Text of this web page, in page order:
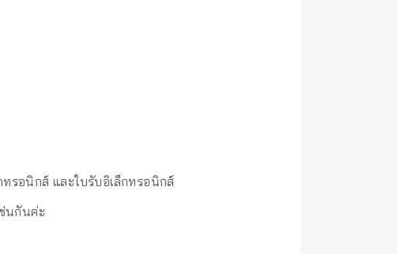
รอนิกส์ และใบรับอิเล็กทรอนิกส์
นกันค่ะ